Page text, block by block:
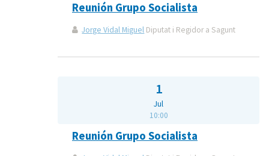
Reunión Grupo Socialista
Jorge Vidal Miguel Diputat i Regidor a Sagunt
1
Jul
10:00
Reunión Grupo Socialista